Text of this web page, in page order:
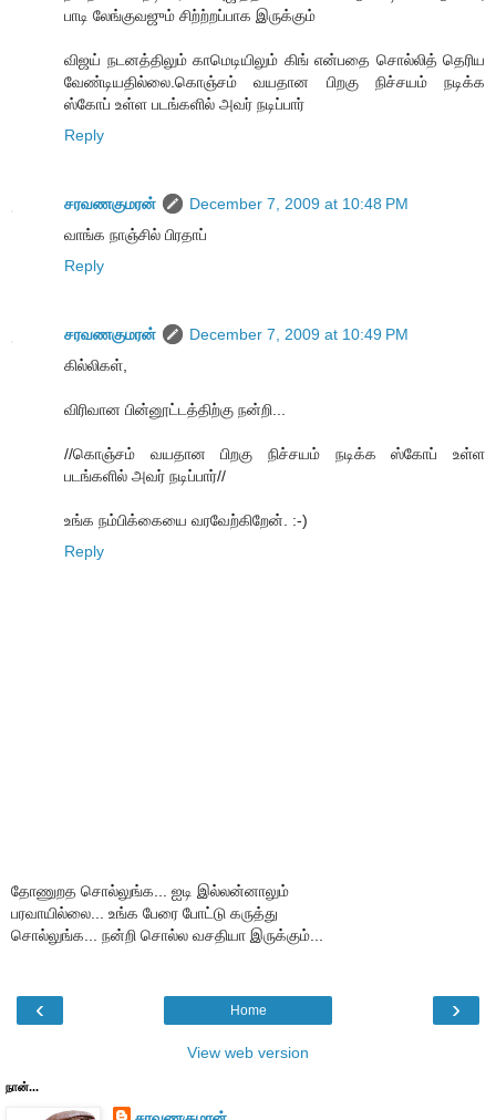
பாடி லேங்குவஜும் சிற்ற்றப்பாக இருக்கும்
விஜய் நடனத்திலும் காமெடியிலும் கிங் என்பதை சொல்லித் தெரிய
வேண்டியதில்லை.கொஞ்சம் வயதான பிறகு நிச்சயம் நடிக்க
ஸ்கோப் உள்ள படங்களில் அவர் நடிப்பார்
Reply
சரவணகுமரன்
December 7, 2009 at 10:48 PM
வாங்க நாஞ்சில் பிரதாப்
Reply
சரவணகுமரன்
December 7, 2009 at 10:49 PM
கில்லிகள்,
விரிவான பின்னூட்டத்திற்கு நன்றி...
//கொஞ்சம் வயதான பிறகு நிச்சயம் நடிக்க ஸ்கோப் உள்ள
படங்களில் அவர் நடிப்பார்//
உங்க நம்பிக்கையை வரவேற்கிறேன். :-)
Reply
தோணுறத சொல்லுங்க... ஐடி இல்லன்னாலும்
பரவாயில்லை... உங்க பேரை போட்டு கருத்து
சொல்லுங்க... நன்றி சொல்ல வசதியா இருக்கும்...
‹ ›
Home
View web version
நான்...